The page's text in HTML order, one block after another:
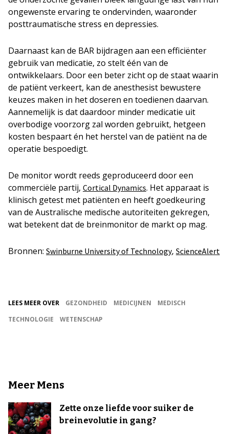
ongewenste ervaring te ondervinden, waaronder
posttraumatische stress en depressies.
Daarnaast kan de BAR bijdragen aan een efficiënter
gebruik van medicatie, zo stelt één van de
ontwikkelaars. Door een beter zicht op de staat waarin
de patiënt verkeert, kan de anesthesist bewustere
keuzes maken in het doseren en toedienen daarvan.
Aannemelijk is dat daardoor minder medicatie uit
overbodige voorzorg zal worden gebruikt, hetgeen
kosten bespaart én het herstel van de patiënt na de
operatie bespoedigt.
De monitor wordt reeds geproduceerd door een
commerciële partij, Cortical Dynamics. Het apparaat is
klinisch getest met patiënten en heeft goedkeuring
van de Australische medische autoriteiten gekregen,
wat betekent dat de breinmonitor de markt op mag.
Bronnen: Swinburne University of Technology, ScienceAlert
LEES MEER OVER GEZONDHEID MEDICIJNEN
MEDISCH
TECHNOLOGIE
WETENSCHAP
Meer Mens
Zette onze liefde voor suiker de
breinevolutie in gang?